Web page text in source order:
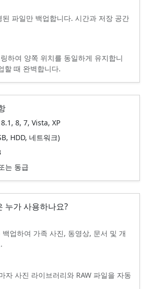
파일만 백업합니다. 시간과 저장 공간
하여 양쪽 위치를 동일하게 유지합니
할 때 완벽합니다.
8, 7, Vista, XP
HDD, 네트워크)
는 동급
누가 사용하나요?
업하여 가족 사진, 동영상, 문서 및 개
자 사진 라이브러리와 RAW 파일을 자동